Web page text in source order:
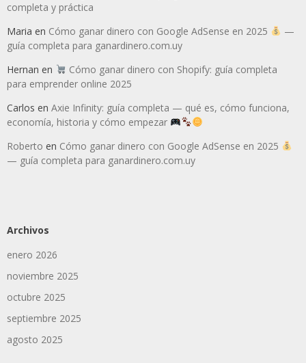
completa y práctica
Maria en Cómo ganar dinero con Google AdSense en 2025
—
guía completa para ganardinero.com.uy
Hernan en
Cómo ganar dinero con Shopify: guía completa
para emprender online 2025
Carlos en Axie Infinity: guía completa — qué es, cómo funciona,
economía, historia y cómo empezar
Roberto en Cómo ganar dinero con Google AdSense en 2025
— guía completa para ganardinero.com.uy
Archivos
enero 2026
noviembre 2025
octubre 2025
septiembre 2025
agosto 2025